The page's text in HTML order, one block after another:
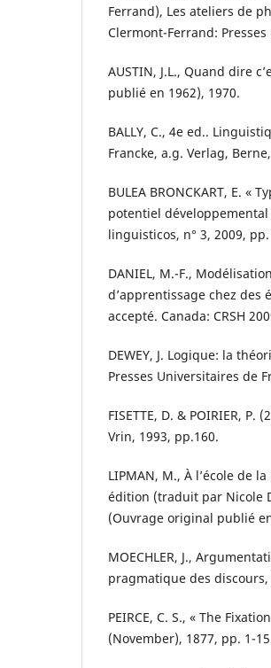
Ferrand), Les ateliers de
Clermont-Ferrand:
AUSTIN, J.L., Quand dire
publié en 1962), 1970.
BALLY, C., 4e ed..
Francke, a.g. Verlag,
BULEA BRONCKART, E.
potentiel développemental
linguisticos, n° 3, 2009,
DANIEL, M.-F.,
d’apprentissage chez des
accepté. Canada: CRSH
DEWEY, J. Logique: la
Presses Universitaires de
FISETTE, D. & POIRIER,
Vrin, 1993, pp.160.
LIPMAN, M., À l’école de
édition (traduit par Nicole
(Ouvrage original publié
MOECHLER, J.,
pragmatique des discours,
PEIRCE, C. S., « The
(November), 1877, pp. 1-